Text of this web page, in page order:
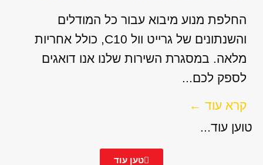
החלפת מנוע מיבוא עבור כל המודלים
והשנתונים של גרייט וול C10, כולל אחריות
מלאה. במסגרת השירות שלנו אנו דואגים
לספק לכם...
קרא עוד ←
טוען עוד...
טען עוד